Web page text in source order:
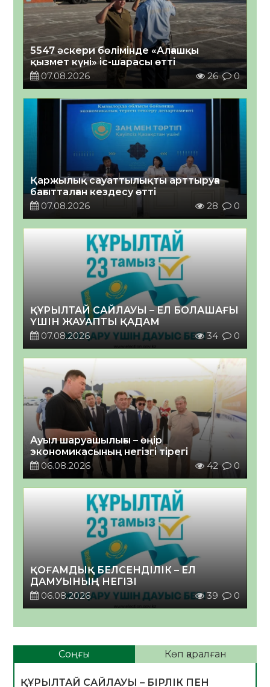
5547 әскери бөлімінде «Алғашқы
қызмет күні» іс-шарасы өтті
07.08.2026
26 0
Қаржылық сауаттылықты арттыруға
бағытталған кездесу өтті
07.08.2026
28 0
ҚҰРЫЛТАЙ САЙЛАУЫ – ЕЛ БОЛАШАҒЫ
ҮШІН ЖАУАПТЫ ҚАДАМ
07.08.2026
34 0
Ауыл шаруашылығы – өңір
экономикасының негізгі тірегі
06.08.2026
42 0
ҚОҒАМДЫҚ БЕЛСЕНДІЛІК – ЕЛ
ДАМУЫНЫҢ НЕГІЗІ
06.08.2026
39 0
Соңғы Көп қаралған
ҚҰРЫЛТАЙ САЙЛАУЫ – БІРЛІК ПЕН